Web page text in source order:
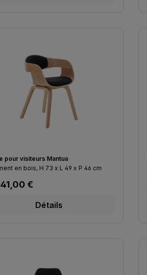
pour visiteurs Mantua
piètement en bois, H 73 x L 49 x P 46 cm
:
€
Détails